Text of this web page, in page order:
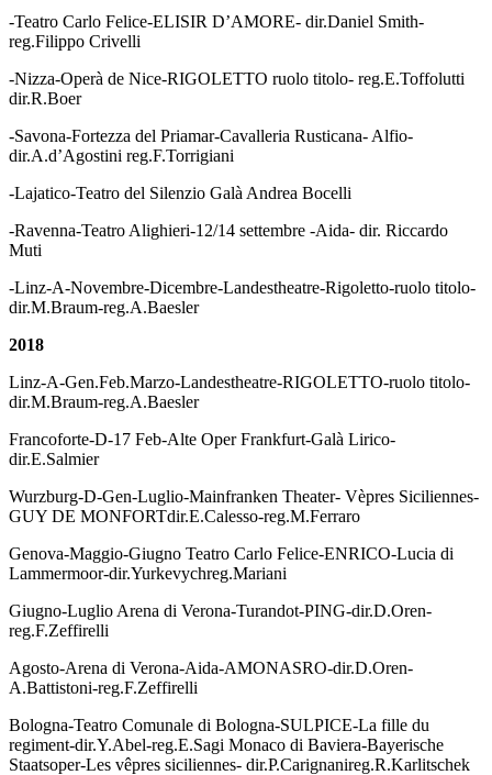
-Teatro Carlo Felice-ELISIR D’AMORE- dir.Daniel Smith-
reg.Filippo Crivelli
-Nizza-Operà de Nice-RIGOLETTO ruolo titolo- reg.E.Toffolutti
dir.R.Boer
-Savona-Fortezza del Priamar-Cavalleria Rusticana- Alfio-
dir.A.d’Agostini reg.F.Torrigiani
-Lajatico-Teatro del Silenzio Galà Andrea Bocelli
-Ravenna-Teatro Alighieri-12/14 settembre -Aida- dir. Riccardo
Muti
-Linz-A-Novembre-Dicembre-Landestheatre-Rigoletto-ruolo titolo-
dir.M.Braum-reg.A.Baesler
2018
Linz-A-Gen.Feb.Marzo-Landestheatre-RIGOLETTO-ruolo titolo-
dir.M.Braum-reg.A.Baesler
Francoforte-D-17 Feb-Alte Oper Frankfurt-Galà Lirico-
dir.E.Salmier
Wurzburg-D-Gen-Luglio-Mainfranken Theater- Vèpres Siciliennes-
GUY DE MONFORTdir.E.Calesso-reg.M.Ferraro
Genova-Maggio-Giugno Teatro Carlo Felice-ENRICO-Lucia di
Lammermoor-dir.Yurkevychreg.Mariani
Giugno-Luglio Arena di Verona-Turandot-PING-dir.D.Oren-
reg.F.Zeffirelli
Agosto-Arena di Verona-Aida-AMONASRO-dir.D.Oren-
A.Battistoni-reg.F.Zeffirelli
Bologna-Teatro Comunale di Bologna-SULPICE-La fille du
regiment-dir.Y.Abel-reg.E.Sagi Monaco di Baviera-Bayerische
Staatsoper-Les vêpres siciliennes- dir.P.Carignanireg.R.Karlitschek